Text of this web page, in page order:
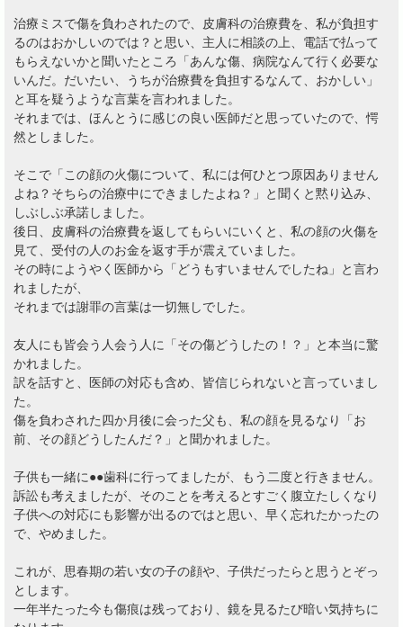
治療ミスで傷を負わされたので、皮膚科の治療費を、私が負担す
るのはおかしいのでは？と思い、主人に相談の上、電話で払って
もらえないかと聞いたところ「あんな傷、病院なんて行く必要な
いんだ。だいたい、うちが治療費を負担するなんて、おかしい」
と耳を疑うような言葉を言われました。
それまでは、ほんとうに感じの良い医師だと思っていたので、愕
然としました。
そこで「この顔の火傷について、私には何ひとつ原因ありません
よね？そちらの治療中にできましたよね？」と聞くと黙り込み、
しぶしぶ承諾しました。
後日、皮膚科の治療費を返してもらいにいくと、私の顔の火傷を
見て、受付の人のお金を返す手が震えていました。
その時にようやく医師から「どうもすいませんでしたね」と言わ
れましたが、
それまでは謝罪の言葉は一切無しでした。
友人にも皆会う人会う人に「その傷どうしたの！？」と本当に驚
かれました。
訳を話すと、医師の対応も含め、皆信じられないと言っていまし
た。
傷を負わされた四か月後に会った父も、私の顔を見るなり「お
前、その顔どうしたんだ？」と聞かれました。
子供も一緒に●●歯科に行ってましたが、もう二度と行きません。
訴訟も考えましたが、そのことを考えるとすごく腹立たしくなり
子供への対応にも影響が出るのではと思い、早く忘れたかったの
で、やめました。
これが、思春期の若い女の子の顔や、子供だったらと思うとぞっ
とします。
一年半たった今も傷痕は残っており、鏡を見るたび暗い気持ちに